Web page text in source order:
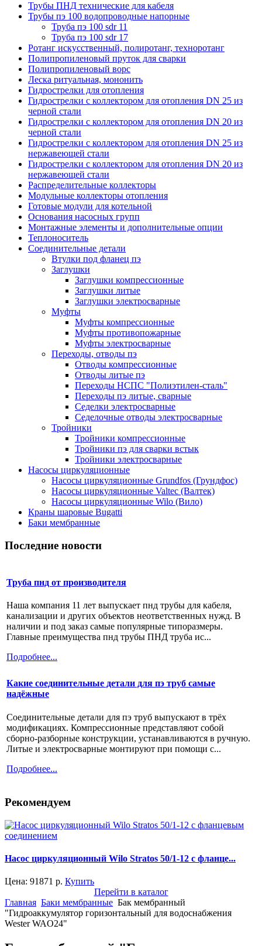
Трубы ПНД технические для кабеля
Трубы пэ 100 водопроводные напорные
Труба пэ 100 sdr 11
Труба пэ 100 sdr 17
Ротанг искусственный, полиротанг, техноротанг
Полипропиленовый пруток для сварки
Полипропиленовый ворс
Леска ритуальная, мононить
Гидрострелки для отопления
Гидрострелки с коллектором для отопления DN 25 из
черной стали
Гидрострелки с коллектором для отопления DN 20 из
черной стали
Гидрострелки с коллектором для отопления DN 25 из
нержавеющей стали
Гидрострелки с коллектором для отопления DN 20 из
нержавеющей стали
Распределительные коллекторы
Модульные коллекторы отопления
Готовые модули для котельной
Основания насосных групп
Монтажные элементы и дополнительные опции
Теплоноситель
Соединительные детали
Втулки под фланец пэ
Заглушки
Заглушки компрессионные
Заглушки литые
Заглушки электросварные
Муфты
Муфты компрессионные
Муфты противопожарные
Муфты электросварные
Переходы, отводы пэ
Отводы компрессионные
Отводы литые пэ
Переходы НСПС "Полиэтилен-сталь"
Переходы пэ литые, сварные
Седелки электросварные
Седелочные отводы электросварные
Тройники
Тройники компрессионные
Тройники пэ для сварки встык
Тройники электросварные
Насосы циркуляционные
Насосы циркуляционные Grundfos (Грундфос)
Насосы циркуляционные Valtec (Валтек)
Насосы циркуляционные Wilo (Вило)
Краны шаровые Bugatti
Баки мембранные
Последние новости
Труба пнд от производителя
Наша компания 11 лет выпускает пнд трубы для кабеля,
канализации и других объектов неответственных нужд. В
наличии и под заказ самые популярные типоразмеры.
Главные преимущества пнд трубы ПНД труба ис...
Подробнее...
Какие соединительные детали для пэ труб самые
надёжные
Соединительные детали для пэ труб выпускают в трёх
модификациях. Компрессионные представляют собой
сборно-разборные конструкции, устанавливаются в ручную.
Литые и электросварные монтируют при помощи с...
Подробнее...
Рекомендуем
Насос циркуляционный Wilo Stratos 50/1-12 с фланце...
Цена: 91871 р. Купить
Перейти в каталог
Главная Баки мембранные Бак мембранный
"Гидроаккумулятор горизонтальный для водоснабжения
Wester WAO24"